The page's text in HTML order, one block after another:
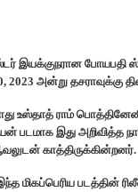
இயக்குநரான
அன்று தசராவுக்கு
உஸ்தாத் ராம்
இது அறிவித்த
காத்திருக்கின்றனர்.
மிகப்பெரிய படத்தின்